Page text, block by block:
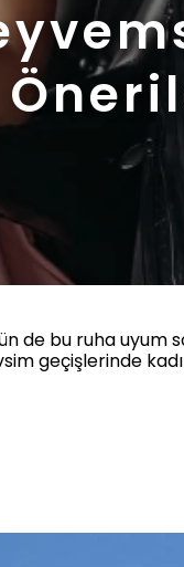
de bu ruha uyum
geçişlerinde